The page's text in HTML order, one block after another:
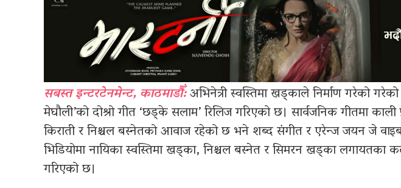
सबस्त इन्टरटेनमेन्ट, काठमाडौँ:अभिनेत्री स्वस्तिमा खड्काले निर्माण गरेको
मेघौली’को दोश्रो गीत ‘छड्के सलाम’ रिलिज गरिएको छ। सार्वजनिक गीतमा काली
किराती र निश्चल बस्नेतको आवाज रहेको छ भने शब्द संगीत र एरेन्ज जयन जे
भिडियोमा नायिका स्वस्तिमा खड्का, निश्चल बस्नेत र सिमरन खड्का लगायतका
गरिएको छ।